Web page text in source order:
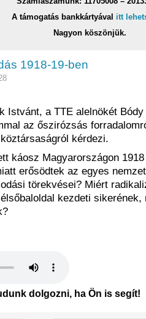
A támogatás bankkártyával itt
Nagyon köszönjük.
1918-19-ben
Istvánt, a TTE alelnökét
az őszirózsás
kérdezi.
káosz Magyarországon
erősödtek az egyes
törekvései? Miért
kezdeti sikerének,
dolgozni, ha Ön is segít!